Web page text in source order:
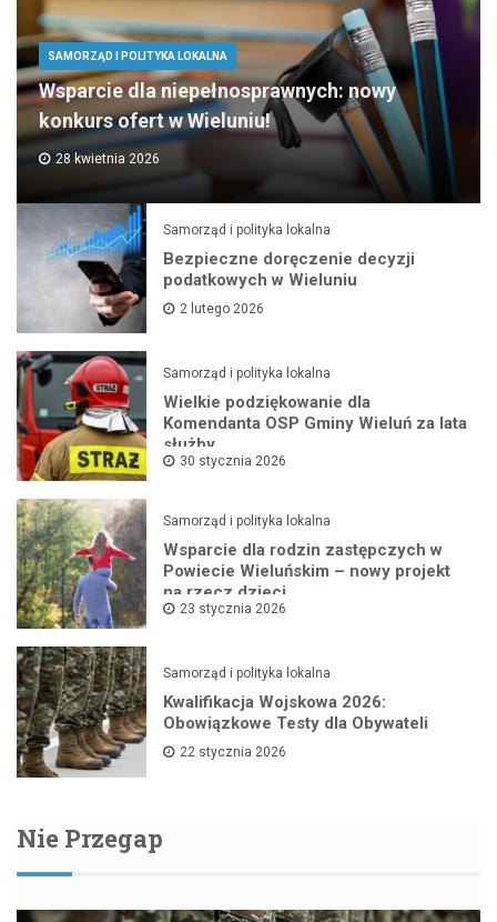
SAMORZĄD I POLITYKA LOKALNA
Wsparcie dla niepełnosprawnych: nowy
konkurs ofert w Wieluniu!
28 kwietnia 2026
Samorząd i polityka lokalna
Bezpieczne doręczenie decyzji
podatkowych w Wieluniu
2 lutego 2026
Samorząd i polityka lokalna
Wielkie podziękowanie dla
Komendanta OSP Gminy Wieluń za lata
służby
30 stycznia 2026
Samorząd i polityka lokalna
Wsparcie dla rodzin zastępczych w
Powiecie Wieluńskim – nowy projekt
na rzecz dzieci
23 stycznia 2026
Samorząd i polityka lokalna
Kwalifikacja Wojskowa 2026:
Obowiązkowe Testy dla Obywateli
22 stycznia 2026
Nie Przegap